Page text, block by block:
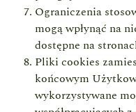
Ograniczenia
mogą wpłynąć na
dostępne na
Pliki cookies
końcowym
wykorzystywane